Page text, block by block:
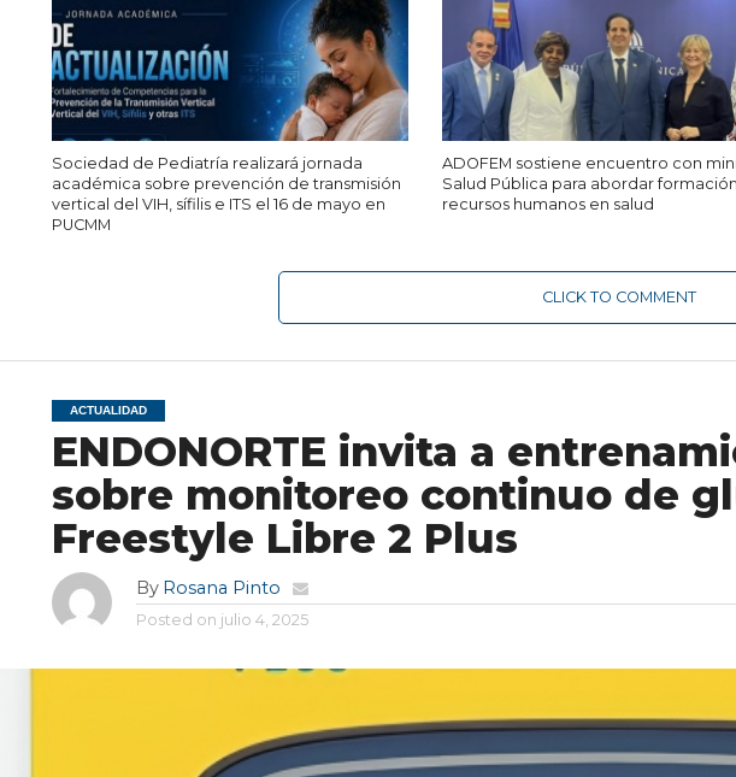
Sociedad de Pediatría realizará jornada
académica sobre prevención de transmisión
vertical del VIH, sífilis e ITS el 16 de mayo en
PUCMM
ADOFEM sostiene encuentro con
Salud Pública para abordar
recursos humanos en salud
CLICK TO COMMENT
ACTUALIDAD
ENDONORTE invita a
sobre monitoreo continuo de
Freestyle Libre 2 Plus
By Rosana Pinto
Posted on julio 4, 2025